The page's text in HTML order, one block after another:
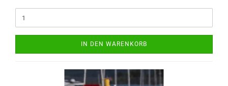
IN DEN WARENKORB